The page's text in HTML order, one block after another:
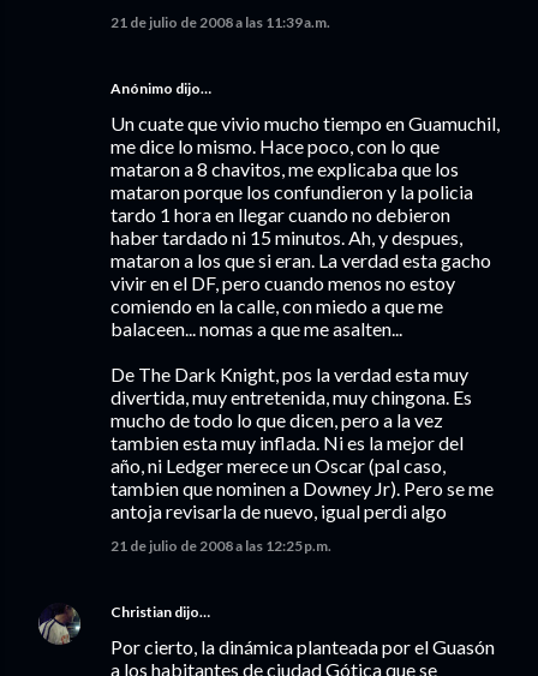
21 de julio de 2008 a las 11:39 a.m.
Anónimo dijo…
Un cuate que vivio mucho tiempo en Guamuchil,
me dice lo mismo. Hace poco, con lo que
mataron a 8 chavitos, me explicaba que los
mataron porque los confundieron y la policia
tardo 1 hora en llegar cuando no debieron
haber tardado ni 15 minutos. Ah, y despues,
mataron a los que si eran. La verdad esta gacho
vivir en el DF, pero cuando menos no estoy
comiendo en la calle, con miedo a que me
balaceen... nomas a que me asalten...
De The Dark Knight, pos la verdad esta muy
divertida, muy entretenida, muy chingona. Es
mucho de todo lo que dicen, pero a la vez
tambien esta muy inflada. Ni es la mejor del
año, ni Ledger merece un Oscar (pal caso,
tambien que nominen a Downey Jr). Pero se me
antoja revisarla de nuevo, igual perdi algo
21 de julio de 2008 a las 12:25 p.m.
Christian dijo…
Por cierto, la dinámica planteada por el Guasón
a los habitantes de ciudad Gótica que se